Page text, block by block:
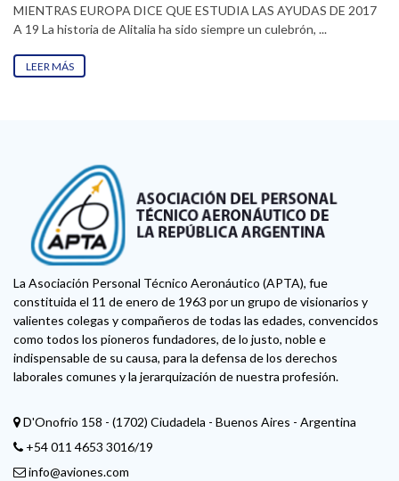
MIENTRAS EUROPA DICE QUE ESTUDIA LAS AYUDAS DE 2017
A 19 La historia de Alitalia ha sido siempre un culebrón, ...
LEER MÁS
La Asociación Personal Técnico Aeronáutico (APTA), fue
constituida el 11 de enero de 1963 por un grupo de visionarios y
valientes colegas y compañeros de todas las edades, convencidos
como todos los pioneros fundadores, de lo justo, noble e
indispensable de su causa, para la defensa de los derechos
laborales comunes y la jerarquización de nuestra profesión.
D'Onofrio 158 - (1702) Ciudadela - Buenos Aires - Argentina
+54 011 4653 3016/19
info@aviones.com